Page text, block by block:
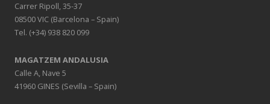
Carrer Ripoll, 35-37
08500 VIC (Barcelona – Spain)
Tel. (+34) 938 820 099
MAGATZEM ANDALUSIA
Calle A, Nave 5
41960 GINES (Sevilla – Spain)